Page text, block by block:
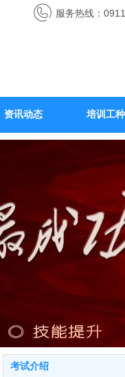
服务热线：
资讯动态 培训工种
考试介绍